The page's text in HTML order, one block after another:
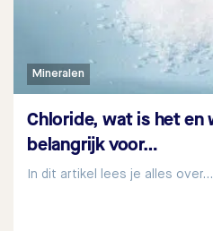
Mineralen
Chloride, wat is het en
belangrijk voor…
In dit artikel lees je alles over…